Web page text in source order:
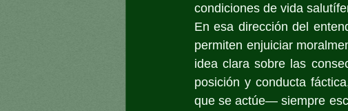
condiciones de vida
En esa dirección del
permiten enjuiciar
idea clara sobre las
posición y conducta
que se actúe— siempre